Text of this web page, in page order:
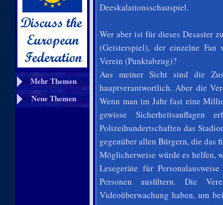
Mehr Themen
Neue Themen
Deeskalationsschauspiel.
Wer aber ist für dieses Desaster
(Geisterspiel), der einzelne
Verein (Punktabzug)?
Aus meiner Sicht sind die
hauptverantwortlich. Aber die
Wenn man im Jahr fast eine
gewisse
Polizeihundertschaften das
gegenüber allen Bürgern, die das
Möglicherweise würde es helfen,
Lesegeräte für
Personen ausfiltern. Die
Videoüberwachung haben, um